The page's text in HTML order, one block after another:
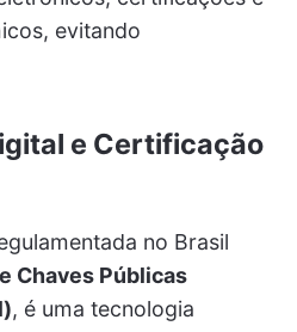
evitando
e Certificação
no Brasil
Chaves Públicas
, é uma tecnologia